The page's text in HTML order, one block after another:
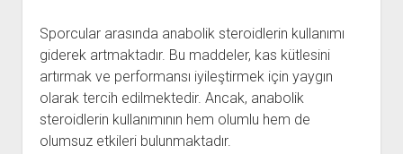
Sporcular arasında anabolik steroidlerin kullanımı
giderek artmaktadır. Bu maddeler, kas kütlesini
artırmak ve performansı iyileştirmek için yaygın
olarak tercih edilmektedir. Ancak, anabolik
steroidlerin kullanımının hem olumlu hem de
olumsuz etkileri bulunmaktadır.